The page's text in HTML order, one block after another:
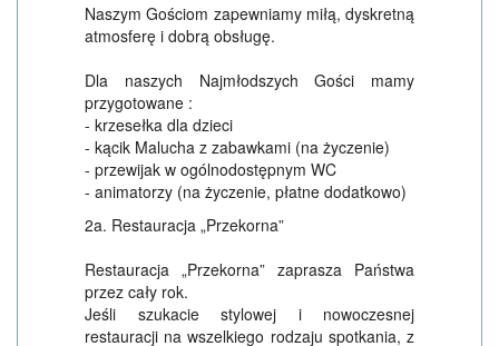
Naszym Gościom zapewniamy miłą, dyskretną
atmosferę i dobrą obsługę.
Dla naszych Najmłodszych Gości mamy
przygotowane :
- krzesełka dla dzieci
- kącik Malucha z zabawkami (na życzenie)
- przewijak w ogólnodostępnym WC
- animatorzy (na życzenie, płatne dodatkowo)
2a. Restauracja „Przekorna”
Restauracja „Przekorna” zaprasza Państwa
przez cały rok.
Jeśli szukacie stylowej i nowoczesnej
restauracji na wszelkiego rodzaju spotkania, z